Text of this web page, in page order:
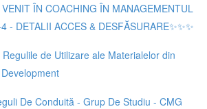
ÎN COACHING ÎN MANAGEMENTUL
- DETALII ACCES & DESFĂSURARE✨✨✨
Regulile de Utilizare ale Materialelor din
De Conduită - Grup De Studiu - CMG